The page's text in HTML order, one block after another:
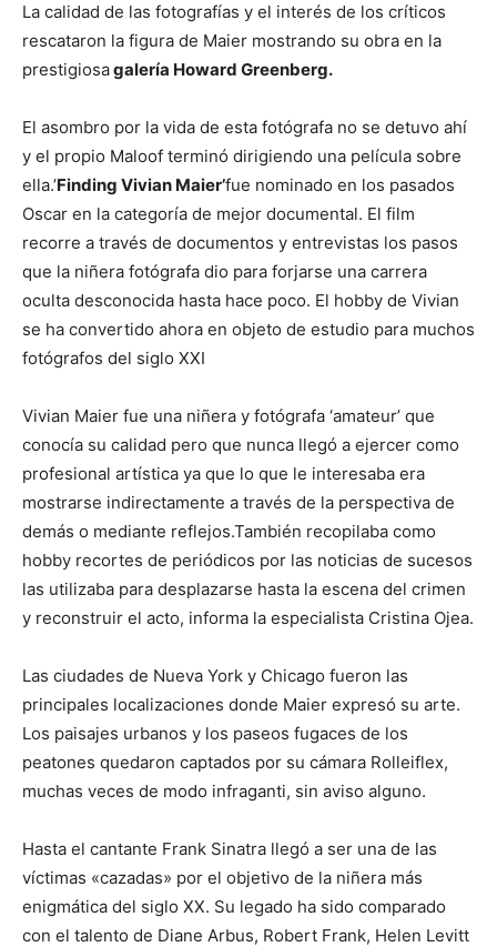
La calidad de las fotografías y el interés de los críticos
rescataron la figura de Maier mostrando su obra en la
prestigiosagalería Howard Greenberg.
El asombro por la vida de esta fotógrafa no se detuvo ahí
y el propio Maloof terminó dirigiendo una película sobre
ella.’Finding Vivian Maier’fue nominado en los pasados
Oscar en la categoría de mejor documental. El film
recorre a través de documentos y entrevistas los pasos
que la niñera fotógrafa dio para forjarse una carrera
oculta desconocida hasta hace poco. El hobby de Vivian
se ha convertido ahora en objeto de estudio para muchos
fotógrafos del siglo XXI
Vivian Maier fue una niñera y fotógrafa ‘amateur’ que
conocía su calidad pero que nunca llegó a ejercer como
profesional artística ya que lo que le interesaba era
mostrarse indirectamente a través de la perspectiva de
demás o mediante reflejos.También recopilaba como
hobby recortes de periódicos por las noticias de sucesos
las utilizaba para desplazarse hasta la escena del crimen
y reconstruir el acto, informa la especialista Cristina Ojea.
Las ciudades de Nueva York y Chicago fueron las
principales localizaciones donde Maier expresó su arte.
Los paisajes urbanos y los paseos fugaces de los
peatones quedaron captados por su cámara Rolleiflex,
muchas veces de modo infraganti, sin aviso alguno.
Hasta el cantante Frank Sinatra llegó a ser una de las
víctimas «cazadas» por el objetivo de la niñera más
enigmática del siglo XX. Su legado ha sido comparado
con el talento de Diane Arbus, Robert Frank, Helen Levitt